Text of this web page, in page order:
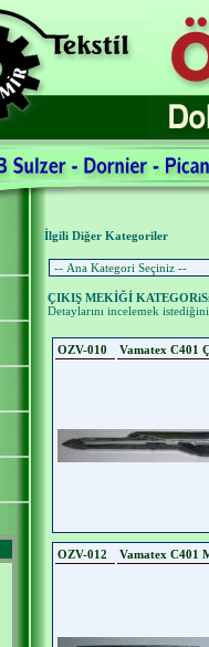
İlgili Diğer Kategoriler
ÇIKIŞ MEKİĞİ
Detaylarını incelemek
OZV-010 Vamatex C401
OZV-012 Vamatex C401